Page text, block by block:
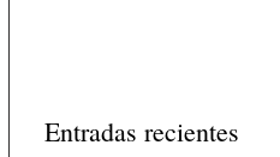
Entradas recientes